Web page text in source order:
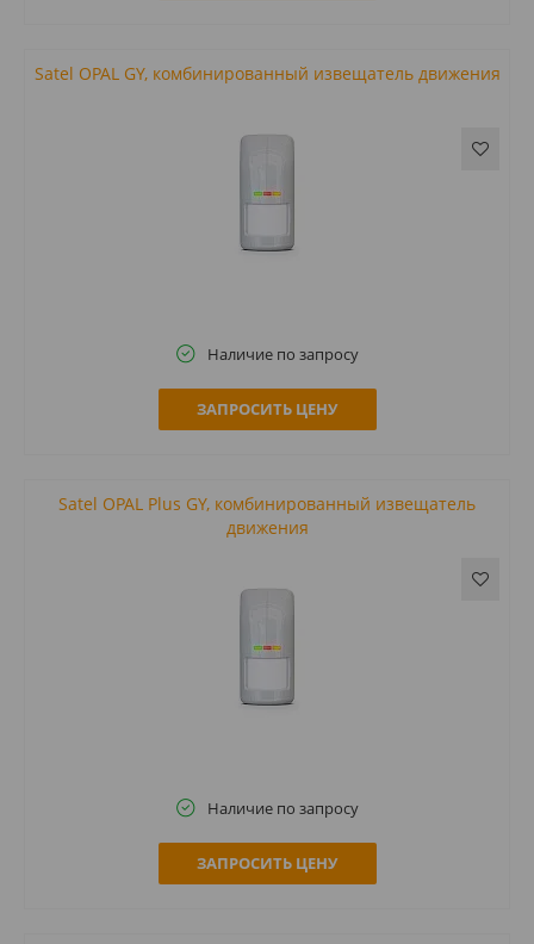
Satel OPAL GY, комбинированный извещатель движения
Наличие по запросу
ЗАПРОСИТЬ ЦЕНУ
Satel OPAL Plus GY, комбинированный извещатель
движения
Наличие по запросу
ЗАПРОСИТЬ ЦЕНУ